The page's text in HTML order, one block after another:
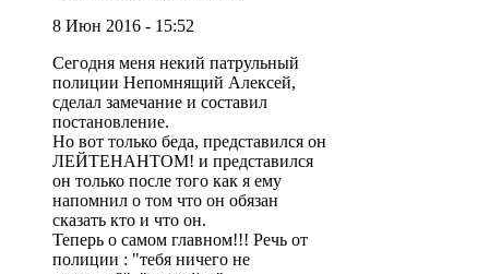
8 Июн 2016 - 15:52
Сегодня меня некий патрульный
полиции Непомнящий Алексей,
сделал замечание и составил
постановление.
Но вот только беда, представился он
ЛЕЙТЕНАНТОМ! и представился
он только после того как я ему
напомнил о том что он обязан
сказать кто и что он.
Теперь о самом главном!!! Речь от
полиции : "тебя ничего не